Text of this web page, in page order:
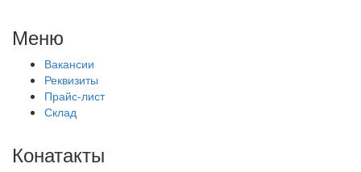
Меню
Вакансии
Реквизиты
Прайс-лист
Склад
Конатакты